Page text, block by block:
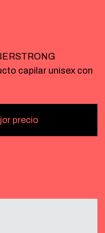
capilar unisex con
precio